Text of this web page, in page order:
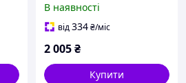
В наявності
від334₴/міс
2 005₴
Купити